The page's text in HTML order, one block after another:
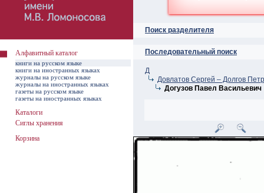
Поиск разделителя
Последовательный поиск
Д
Довлатов Сергей – Долгов
Догузов Павел Васильевич
Алфавитный каталог
книги на русском языке
книги на иностранных языках
журналы на русском языке
журналы на иностранных языках
газеты на русском языке
газеты на иностранных языках
Каталоги
Сиглы хранения
Корзина